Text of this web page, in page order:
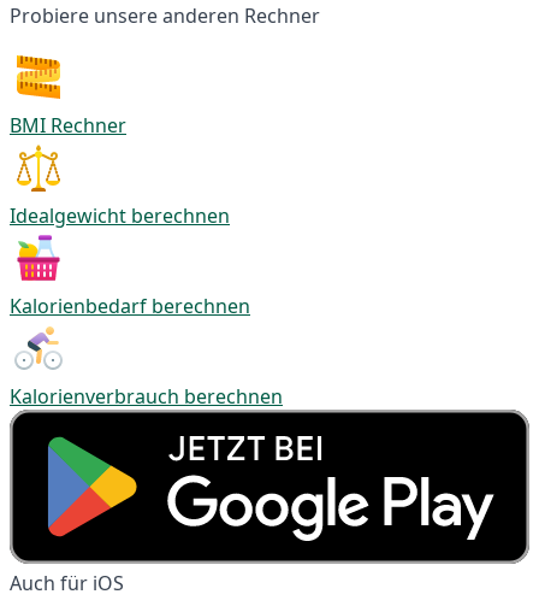
Probiere unsere anderen Rechner
BMI Rechner
Idealgewicht berechnen
Kalorienbedarf berechnen
Kalorienverbrauch berechnen
Auch für iOS